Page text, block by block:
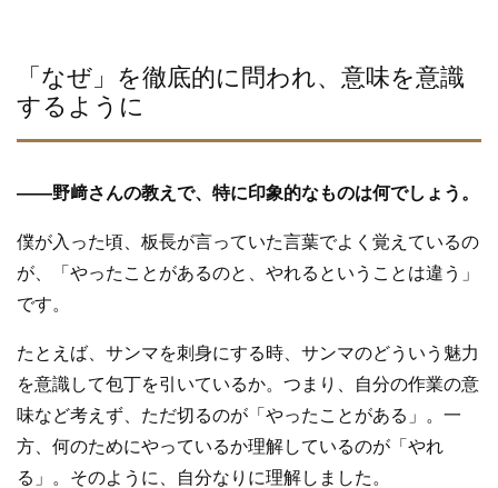
「なぜ」を徹底的に問われ、意味を意識
するように
——野﨑さんの教えで、特に印象的なものは何でしょう。
僕が入った頃、板長が言っていた言葉でよく覚えているの
が、「やったことがあるのと、やれるということは違う」
です。
たとえば、サンマを刺身にする時、サンマのどういう魅力
を意識して包丁を引いているか。つまり、自分の作業の意
味など考えず、ただ切るのが「やったことがある」。一
方、何のためにやっているか理解しているのが「やれ
る」。そのように、自分なりに理解しました。